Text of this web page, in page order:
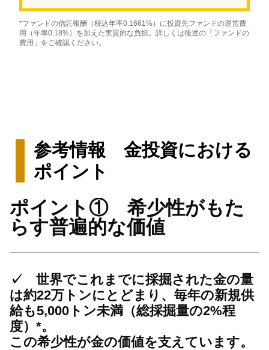
*ファンドの信託報酬（税込年率0.1661%）に投資先ファンドの運営費
用（年率0.18%）を加えた実質的な負担。詳しくは後述の「ファンドの
費用」をご確認ください。
参考情報 金投資における
ポイント
ポイント① 希少性がもた
らす普遍的な価値
✓ 世界でこれまでに採掘された金の量
は約22万トンにとどまり、毎年の新規供
給も5,000トン未満（総採掘量の2%程
度）*。
この希少性が金の価値を支えています。